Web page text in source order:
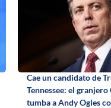
Cae un candidato de
Tennessee: el
tumba a Andy Ogles